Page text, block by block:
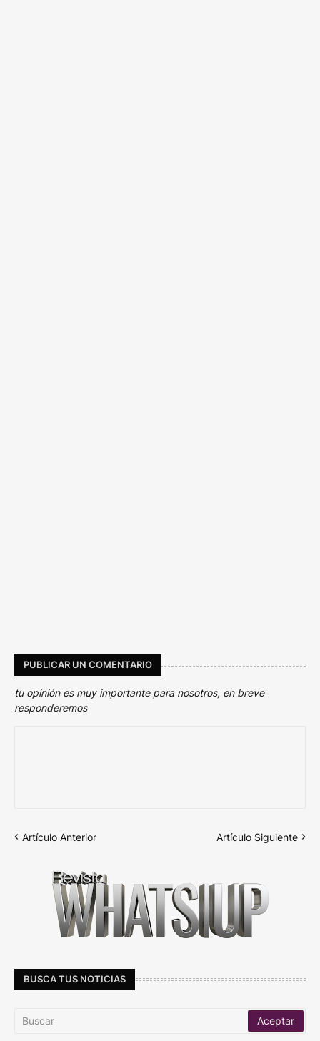
PUBLICAR UN COMENTARIO
tu opinión es muy importante para nosotros, en breve
responderemos
Artículo Anterior Artículo Siguiente
BUSCA TUS NOTICIAS